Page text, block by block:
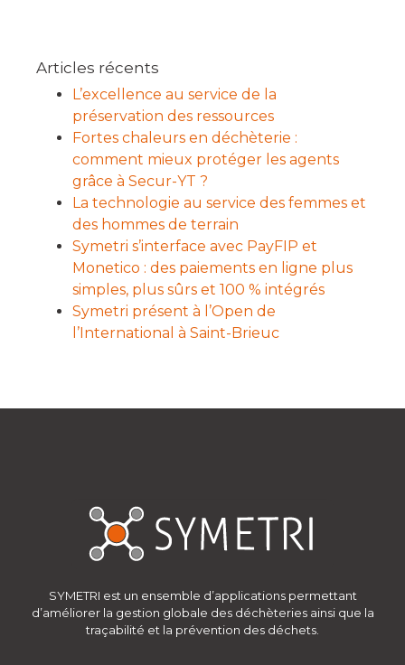
Articles récents
L’excellence au service de la
préservation des ressources
Fortes chaleurs en déchèterie :
comment mieux protéger les agents
grâce à Secur-YT ?
La technologie au service des femmes et
des hommes de terrain
Symetri s’interface avec PayFIP et
Monetico : des paiements en ligne plus
simples, plus sûrs et 100 % intégrés
Symetri présent à l’Open de
l’International à Saint-Brieuc
SYMETRI est un ensemble d’applications permettant
d’améliorer la gestion globale des déchèteries ainsi que la
traçabilité et la prévention des déchets.